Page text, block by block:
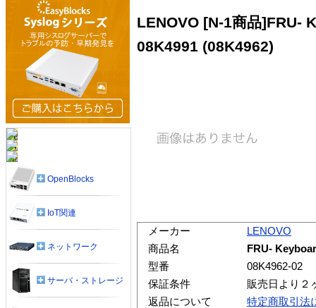
LENOVO [N-1商品]FRU-
08K4991 (08K4962)
メーカー
LENOVO
商品名
FRU-
型番
08K4962-02
保証条件
販売日より２
返品について
特定商取引法
OpenBlocks
IoT関連
ネットワーク
サーバ・ストレージ